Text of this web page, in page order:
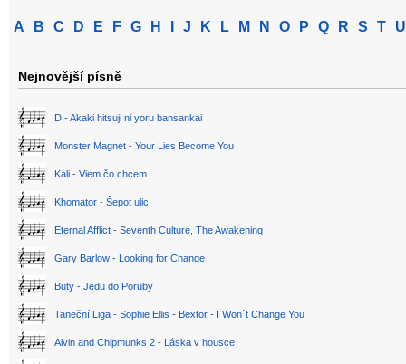
A B C D E F G H J K L M N O P Q R S T U
Nejnovější písně
D - Akaki hitsuji ni yoru bansankai
Monster Magnet - Your Lies Become You
Kali - Viem čo chcem
Khomator - Šepot ulic
Eternal Afflict - Seventh Culture, The Awakening
Gary Barlow - Looking for Change
Buty - Jedu do Poruby
Taneční Liga - Sophie Ellis - Bextor - I Won´t Change You
Alvin and Chipmunks 2 - Láska v housce